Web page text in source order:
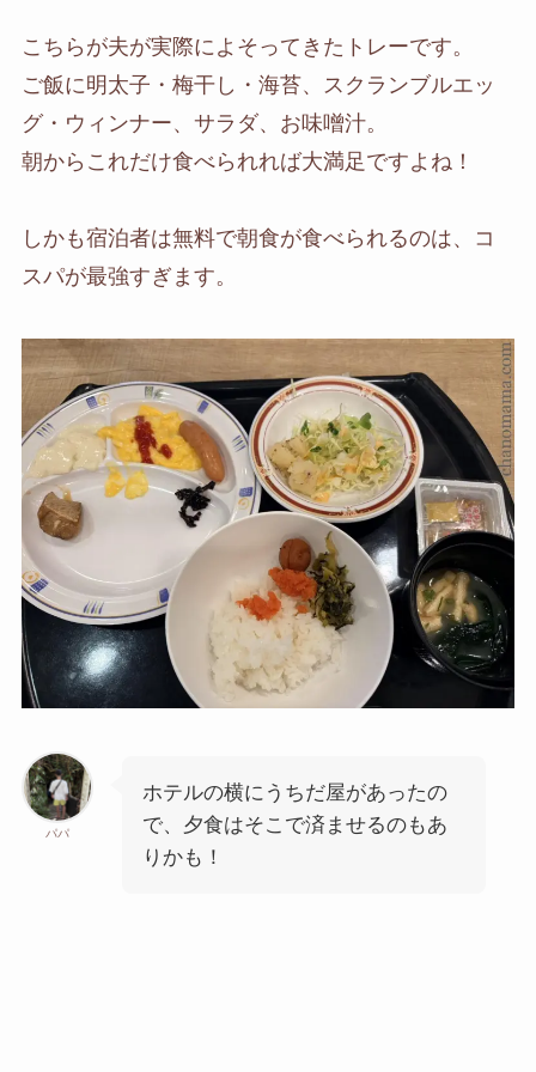
こちらが夫が実際によそってきたトレーです。
ご飯に明太子・梅干し・海苔、スクランブルエッ
グ・ウィンナー、サラダ、お味噌汁。
朝からこれだけ食べられれば大満足ですよね！
しかも宿泊者は無料で朝食が食べられるのは、コ
スパが最強すぎます。
パパ
ホテルの横にうちだ屋があったの
で、夕食はそこで済ませるのもあ
りかも！